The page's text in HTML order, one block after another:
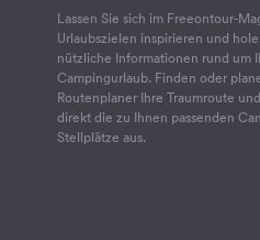
Lassen Sie sich im Freeontour-
Urlaubszielen inspirieren und
nützliche Informationen rund um
Campingurlaub. Finden oder
Routenplaner Ihre Traumroute
direkt die zu Ihnen passenden
Stellplätze aus.